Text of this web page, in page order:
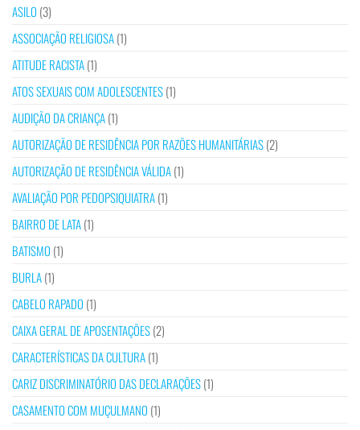
ASILO (3)
ASSOCIAÇÃO RELIGIOSA(1)
ATITUDE RACISTA(1)
ATOS SEXUAIS COM ADOLESCENTES(1)
AUDIÇÃO DA CRIANÇA(1)
AUTORIZAÇÃO DE RESIDÊNCIA POR RAZÕES HUMANITÁRIAS(2)
AUTORIZAÇÃO DE RESIDÊNCIA VÁLIDA(1)
AVALIAÇÃO POR PEDOPSIQUIATRA(1)
BAIRRO DE LATA(1)
BATISMO (1)
BURLA(1)
CABELO RAPADO (1)
CAIXA GERAL DE APOSENTAÇÕES(2)
CARACTERÍSTICAS DA CULTURA(1)
CARIZ DISCRIMINATÓRIO DAS DECLARAÇÕES(1)
CASAMENTO COM MUÇULMANO (1)